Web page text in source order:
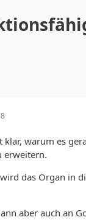
klar, warum es
erweitern.
das Organ in
aber auch an